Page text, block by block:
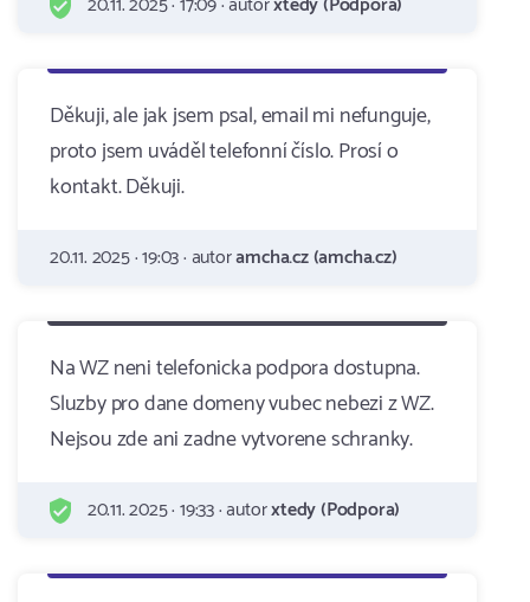
Děkuji, ale jak jsem psal, email mi nefunguje,
proto jsem uváděl telefonní číslo. Prosí o
kontakt. Děkuji.
20.11. 2025 · 19:03 · autoramcha.cz (amcha.cz)
Na WZ neni telefonicka podpora dostupna.
Sluzby pro dane domeny vubec nebezi z WZ.
Nejsou zde ani zadne vytvorene schranky.
20.11. 2025 · 19:33 · autorxtedy (Podpora)